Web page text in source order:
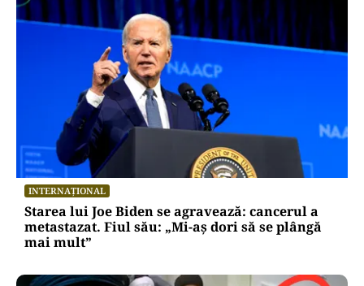
INTERNAȚIONAL
Starea lui Joe Biden se agravează: cancerul a
metastazat. Fiul său: „Mi-aș dori să se plângă
mai mult”